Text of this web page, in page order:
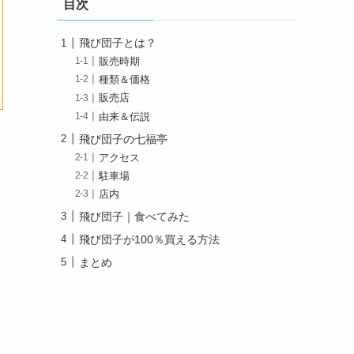
目次
飛び団子とは？
販売時期
種類＆価格
販売店
由来＆伝説
飛び団子の七福亭
アクセス
駐車場
店内
飛び団子｜食べてみた
飛び団子が100％買える方法
まとめ